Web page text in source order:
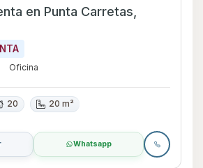
Oficina
20 20 m²
Whatsapp